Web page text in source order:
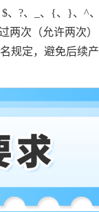
?、_、{、}、^
两次（允许两次
规定，避免后续